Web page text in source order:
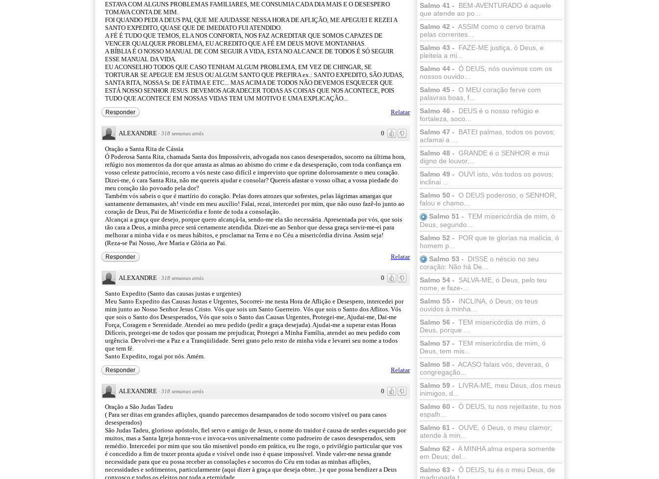
Salmo 41 -
BEM-AVENTURADO é aquele
que atende ao po...
Salmo 42 - ASSIM como o cervo brama
pelas correntes...
Salmo 43 -
FAZE-ME justiça, ó Deus, e
pleiteia a mi...
Salmo 44 - Ó DEUS, nós ouvimos com os
nossos ouvido...
Salmo 45 - O MEU coração ferve com
palavras boas, f...
Salmo 46 -
DEUS é o nosso refúgio e
fortaleza, soco...
Salmo 47 -
BATEI palmas, todos os povos;
aclamai a ...
Salmo 48 - GRANDE é o SENHOR e mui
digno de louvor,...
Salmo 49 - OUVI isto, vós todos os povos;
inclinai ...
Salmo 50 - O DEUS poderoso, o SENHOR,
falou e chamo...
Salmo 51 - TEM misericórdia de mim, ó
Deus, segundo...
Salmo 52 -
POR que te glorias na malícia, ó
homem p...
Salmo 53 -
DISSE o néscio no seu
coração: Não há De...
Salmo 54 -
SALVA-ME, ó Deus, pelo teu
nome, e faze-...
Salmo 55 -
INCLINA, ó Deus, os teus
ouvidos à minha...
Salmo 56 - TEM misericórdia de mim, ó
Deus, porque ...
Salmo 57 - TEM misericórdia de mim, ó
Deus, tem mis...
Salmo 58 - ACASO falais vós, deveras, ó
congregação...
Salmo 59 -
LIVRA-ME, meu Deus, dos meus
inimigos, d...
Salmo 60 - Ó DEUS, tu nos rejeitaste, tu nos
espalh...
Salmo 61 - OUVE, ó Deus, o meu clamor;
atende à min...
Salmo 62 - A MINHA alma espera somente
em Deus; del...
Salmo 63 - Ó DEUS, tu és o meu Deus, de
ESTAVA COM ALGUNS PROBLEMAS FAMILIARES, ME CONSUMIA CADA DIA MAIS E O DESESPERO
TOMAVA CONTA DE MIM.
FOI QUANDO PEDI A DEUS PAI, QUE ME AJUDASSE NESSA HORA DE AFLIÇÃO, ME APEGUEI E REZEI A
SANTO EXPEDITO, QUASE QUE DE IMEDIATO FUI ATENDIDO.
A FÉ É TUDO QUE TEMOS, ELA NOS CONFORTA, NOS FAZ ACREDITAR QUE SOMOS CAPAZES DE
VENCER QUALQUER PROBLEMA, EU ACREDITO QUE A FÉ EM DEUS MOVE MONTANHAS.
A BÍBLIA É O NOSSO MANUAL DE COM SEGUIR A VIDA, ESTA NO ALCANCE DE TODOS É SÓ SEGUIR
ESSE MANUAL DA VIDA.
EU ACONSELHO TODOS QUE CASO TENHAM ALGUM PROBLEMA, EM VEZ DE CHINGAR, SE
TORTURAR SE APEGUE EM JESUS OU ALGUM SANTO QUE PREFIRA ex.: SANTO EXPEDITO, SÃO JUDAS,
SANTA RITA, NOSSA Sr. DE FÁTIMA E ETC... MAS ACIMA DE TODOS NÃO DEVEMOS ESQUECER QUE
ESTÁ NOSSO SENHOR JESUS. DEVEMOS AGRADECER TODAS AS COISAS QUE NOS ACONTECE, POIS
TUDO QUE ACONTECE EM NOSSAS VIDAS TEM UM MOTIVO E UMA EXPLICAÇÃO...
Relatar
Responder
0
ALEXANDRE · 318 semanas atrás
Oração a Santa Rita de Cássia
Ó Poderosa Santa Rita, chamada Santa dos Impossíveis, advogada nos casos desesperados, socorro na última hora,
refúgio nos momentos da dor que arrasta as almas ao abismo do crime e da desesperação, com toda confiança em
vosso celeste patrocínio, recorro a vós neste caso difícil e imprevisto que oprime dolorosamente o meu coração.
Dizei-me, ó cara Santa Rita, não me quereis ajudar e consolar? Quereis afastar o vosso olhar, a vossa piedade do
meu coração tão povoado pela dor?
Também vós sabeis o que é martírio do coração. Pelas dores atrozes que sofrestes, pelas lágrimas amargas que
santamente derramastes, ah! vinde em meu auxílio! Falai, rezai, intercedei por mim, que não ouso fazê-lo junto ao
coração de Deus, Pai de Misericórdia e fonte de toda a consolação.
Alcançai a graça que desejo, porque quero alcançá-la, sendo-me ela tão necessária. Apresentada por vós, que sois
tão cara a Deus, a minha prece será certamente atendida. Dizei-me ao Senhor que dessa graça servir-me-ei para
melhorar a minha vida e os meus hábitos, e proclamar na Terra e no Céu a misericórdia divina. Assim seja!
(Reza-se Pai Nosso, Ave Maria e Glória ao Pai.
Relatar
Responder
0
ALEXANDRE · 318 semanas atrás
Santo Expedito (Santo das causas justas e urgentes)
Meu Santo Expedito das Causas Justas e Urgentes, Socorrei- me nesta Hora de Aflição e Desespero, intercedei por
mim junto ao Nosso Senhor Jesus Cristo. Vós que sois um Santo Guerreiro. Vós que sois o Santo dos Aflitos. Vós
que sois o Santo dos Desesperados, Vós que sois o Santo das Causas Urgentes, Protegei-me, Ajudai-me, Dai-me
Força, Coragem e Serenidade. Atendei ao meu pedido (pedir a graça desejada). Ajudai-me a superar estas Horas
Difíceis, protegei-me de todos que possam me prejudicar, Protegei a Minha Família, atendei ao meu pedido com
urgência. Devolvei-me a Paz e a Tranqüilidade. Serei grato pelo resto de minha vida e levarei seu nome a todos
que tem fé.
Santo Expedito, rogai por nós. Amém.
Relatar
Responder
0
ALEXANDRE · 318 semanas atrás
Oração a São Judas Tadeu
( Para ser ditas em grandes aflições, quando parecemos desamparados de todo socorro visível ou para casos
desesperados)
São Judas Tadeu, glorioso apóstolo, fiel servo e amigo de Jesus, o nome do traidor é causa de serdes esquecido por
muitos, mas a Santa Igreja honra-vos e invoca-vos universalmente como padroeiro de casos desesperados, sem
remédio. Intercedei por mim que sou tão miserável pondo em prática, eu lhe rogo, o privilégio particular que vos
é concedido a fim de trazer pronta ajuda e visível onde isso é quase impossível. Vinde valer-me nessa grande
necessidade para que eu possa receber as consolações e socorros do Céu em todas as minhas aflições,
necessidades e sofrimentos, particularmente (aqui dizer à graça que deseja obter...) e que possa bendizer a Deus
convosco e todos os eleitos por toda a eternidade.